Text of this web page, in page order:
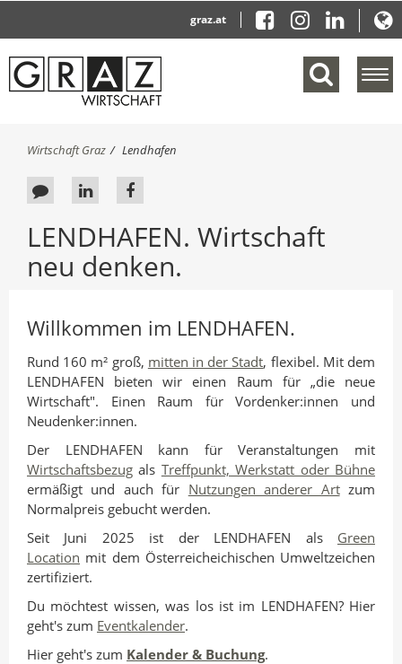
graz.at
M
e
S
s
d
h
r
Wirtschaft Graz Lendhafen
F
d
c
k
a
n
A
u
t
o
r
A
f
L
k
e
d
I
n
t
e
i
e
n
A
f
F
e
b
o
o
k
t
e
i
l
e
LENDHAFEN. Wirtschaft
neu denken.
Willkommen im LENDHAFEN.
Rund 160 m² groß, mitten in der Stadt, flexibel. Mit dem
LENDHAFEN bieten wir einen Raum für „die neue
Wirtschaft". Einen Raum für Vordenker:innen und
Neudenker:innen.
Der LENDHAFEN kann für Veranstaltungen mit
Wirtschaftsbezug als Treffpunkt, Werkstatt oder Bühne
ermäßigt und auch für Nutzungen anderer Artzum
Normalpreis gebucht werden.
Seit Juni 2025 ist der LENDHAFEN als Green
Location mit dem Österreicheichischen Umweltzeichen
zertifiziert.
Du möchtest wissen, was los ist im LENDHAFEN? Hier
geht's zum Eventkalender.
Hier geht's zum Kalender & Buchung.